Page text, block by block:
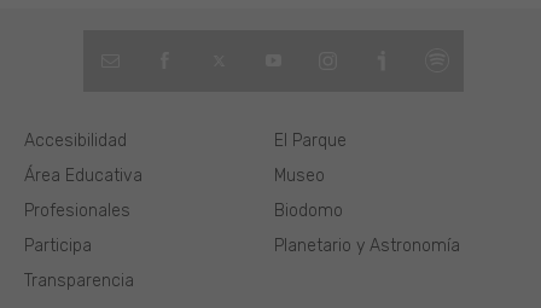
El Parque
Museo
Biodomo
Planetario y Astronomía
Área Educativa
Profesionales
Participa
Transparencia
Accesibilidad